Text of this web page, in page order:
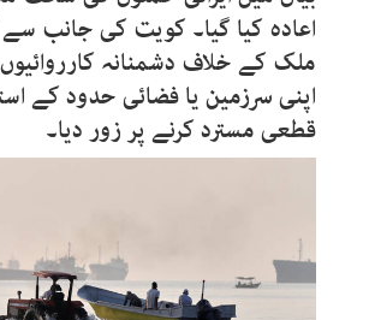
اعادہ کیا گیا۔ کویت کی جانب
ملک کے خلاف دشمنانہ
اپنی سرزمین یا فضائی حدود کے
قطعی مسترد کرنے پر زور دیا۔